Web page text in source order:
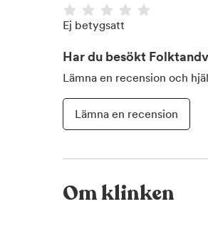
Ej betygsatt
Har du besökt
Lämna en recension och
Lämna en recension
Om klinken